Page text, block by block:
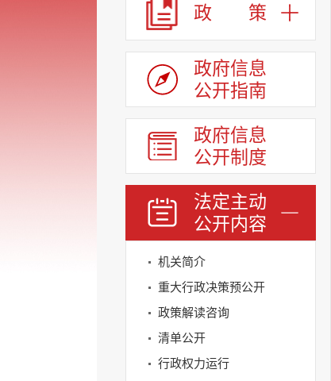
政 策
政府信息
公开指南
政府信息
公开制度
法定主动
公开内容
机关简介
重大行政决策预公开
政策解读咨询
清单公开
行政权力运行